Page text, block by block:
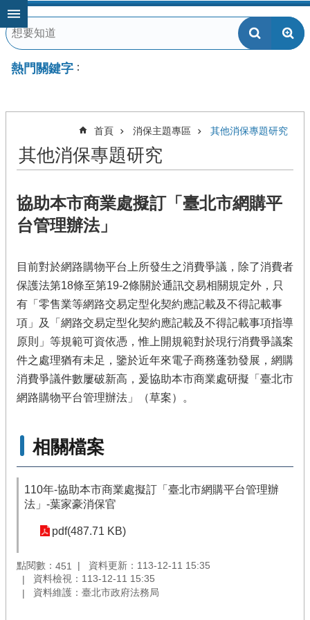
跳到主要內容區塊
熱門關鍵字
首頁 消保主題專區 其他消保專題研究
其他消保專題研究
協助本市商業處擬訂「臺北市網購平
台管理辦法」
目前對於網路購物平台上所發生之消費爭議，除了消費者
保護法第18條至第19-2條關於通訊交易相關規定外，只
有「零售業等網路交易定型化契約應記載及不得記載事
項」及「網路交易定型化契約應記載及不得記載事項指導
原則」等規範可資依憑，惟上開規範對於現行消費爭議案
件之處理猶有未足，鑒於近年來電子商務蓬勃發展，網購
消費爭議件數屢破新高，爰協助本市商業處研擬「臺北市
網路購物平台管理辦法」（草案）。
相關檔案
110年-協助本市商業處擬訂「臺北市網購平台管理辦
法」-葉家豪消保官
pdf(487.71 KB)
點閱數： 451
資料更新：113-12-11 15:35
資料檢視：113-12-11 15:35
資料維護：臺北市政府法務局